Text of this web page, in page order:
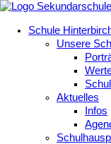
Schule
Unsere
Aktuelles
Infos